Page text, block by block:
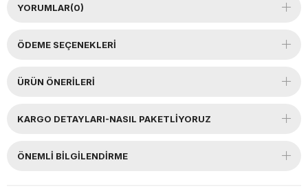
YORUMLAR(0)
ÖDEME SEÇENEKLERI
ÜRÜN ÖNERILERI
KARGO DETAYLARI-NASIL PAKETLİYORUZ
ÖNEMLI BILGILENDIRME